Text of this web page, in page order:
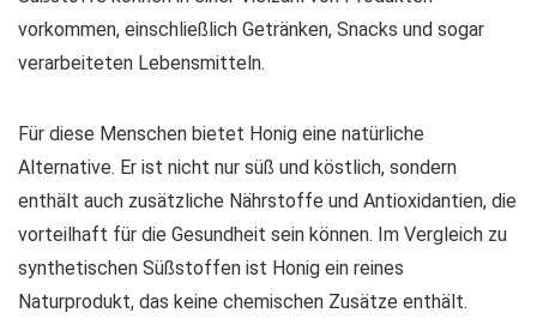
vorkommen, einschließlich Getränken, Snacks und sogar
verarbeiteten Lebensmitteln.
Für diese Menschen bietet Honig eine natürliche
Alternative. Er ist nicht nur süß und köstlich, sondern
enthält auch zusätzliche Nährstoffe und Antioxidantien, die
vorteilhaft für die Gesundheit sein können. Im Vergleich zu
synthetischen Süßstoffen ist Honig ein reines
Naturprodukt, das keine chemischen Zusätze enthält.